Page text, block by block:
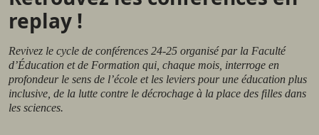
replay !
Revivez le cycle de conférences 24-25 organisé par la Faculté
d’Éducation et de Formation qui, chaque mois, interroge en
profondeur le sens de l’école et les leviers pour une éducation plus
inclusive, de la lutte contre le décrochage à la place des filles dans
les sciences.